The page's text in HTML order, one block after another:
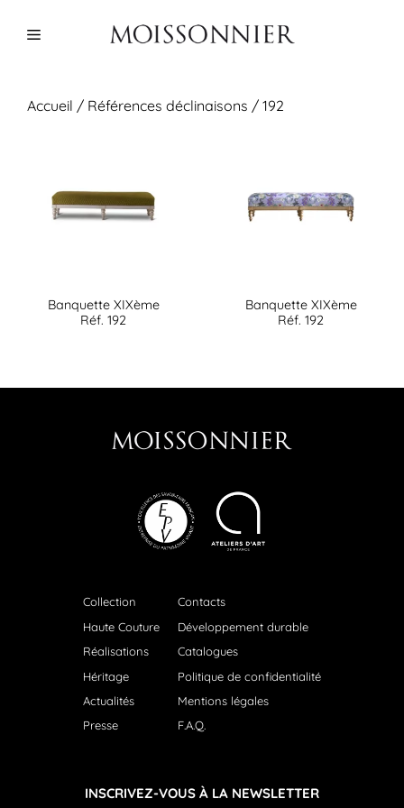
Menu
Accueil / Références déclinaisons / 192
Banquette XIXème
Réf. 192
Banquette XIXème
Réf. 192
Collection
Haute Couture
Réalisations
Héritage
Actualités
Presse
Contacts
Développement durable
Catalogues
Politique de confidentialité
Mentions légales
F.A.Q.
INSCRIVEZ-VOUS À LA NEWSLETTER